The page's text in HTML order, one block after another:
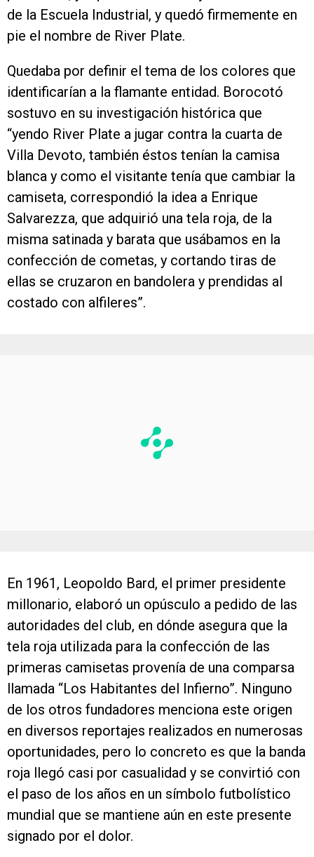
de la Escuela Industrial, y quedó firmemente en
pie el nombre de River Plate.
Quedaba por definir el tema de los colores que
identificarían a la flamante entidad. Borocotó
sostuvo en su investigación histórica que
“yendo River Plate a jugar contra la cuarta de
Villa Devoto, también éstos tenían la camisa
blanca y como el visitante tenía que cambiar la
camiseta, correspondió la idea a Enrique
Salvarezza, que adquirió una tela roja, de la
misma satinada y barata que usábamos en la
confección de cometas, y cortando tiras de
ellas se cruzaron en bandolera y prendidas al
costado con alfileres”.
En 1961, Leopoldo Bard, el primer presidente
millonario, elaboró un opúsculo a pedido de las
autoridades del club, en dónde asegura que la
tela roja utilizada para la confección de las
primeras camisetas provenía de una comparsa
llamada “Los Habitantes del Infierno”. Ninguno
de los otros fundadores menciona este origen
en diversos reportajes realizados en numerosas
oportunidades, pero lo concreto es que la banda
roja llegó casi por casualidad y se convirtió con
el paso de los años en un símbolo futbolístico
mundial que se mantiene aún en este presente
signado por el dolor.